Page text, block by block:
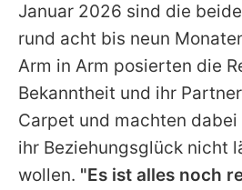
Impressum
Utiq
Januar 2026 sind die
rund acht bis neun
Arm in Arm posierten die
Bekanntheit und ihr
Carpet und machten
ihr Beziehungsglück nicht
wollen. "Es ist alles noch